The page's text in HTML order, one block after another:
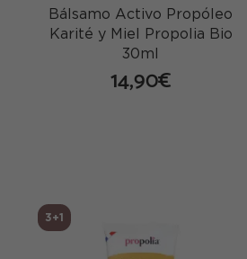
Bálsamo Activo Propóleo
Karité y Miel Propolia Bio
30ml
14,90€
3+1